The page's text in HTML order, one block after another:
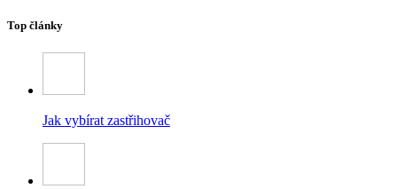
Top články
Jak vybírat zastřihovač